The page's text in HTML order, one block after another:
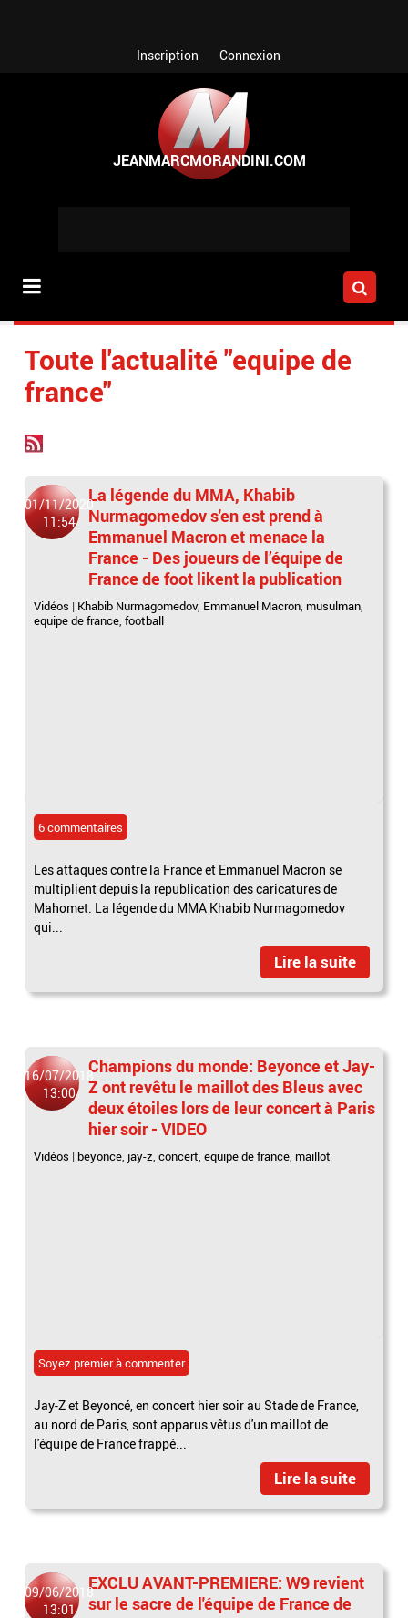
Inscription Connexion
Toute l'actualité "equipe de
france"
01/11/2020
11:54
La légende du MMA, Khabib
Nurmagomedov s'en est prend à
Emmanuel Macron et menace la
France - Des joueurs de l’équipe de
France de foot likent la publication
Vidéos | Khabib Nurmagomedov, Emmanuel Macron, musulman,
equipe de france,football
6 commentaires
Les attaques contre la France et Emmanuel Macron se
multiplient depuis la republication des caricatures de
Mahomet. La légende du MMA Khabib Nurmagomedov
qui...
Lire la suite
16/07/2018
13:00
Champions du monde: Beyonce et Jay-
Z ont revêtu le maillot des Bleus avec
deux étoiles lors de leur concert à Paris
hier soir - VIDEO
Vidéos | beyonce, jay-z,concert,equipe de france, maillot
Soyez premier à commenter
Jay-Z et Beyoncé, en concert hier soir au Stade de France,
au nord de Paris, sont apparus vêtus d'un maillot de
l'équipe de France frappé...
Lire la suite
09/06/2018
13:01
EXCLU AVANT-PREMIERE: W9 revient
sur le sacre de l'équipe de France de